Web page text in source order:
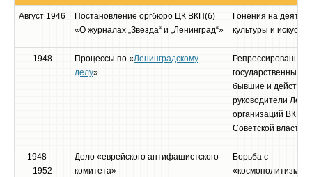
Август 1946
Постановление оргбюро ЦК ВКП(б)
«О журналах „Звезда“ и „Ленинград“»
Гонения на
культуры и
1948 Процессы по «Ленинградскому
делу»
Репрессированы
государственные
бывшие и
руководители
организаций
Советской власти.
1948 —
1952
Дело «еврейского антифашистского
комитета»
Борьба с